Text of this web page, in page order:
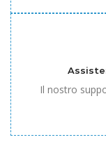
Il nostro